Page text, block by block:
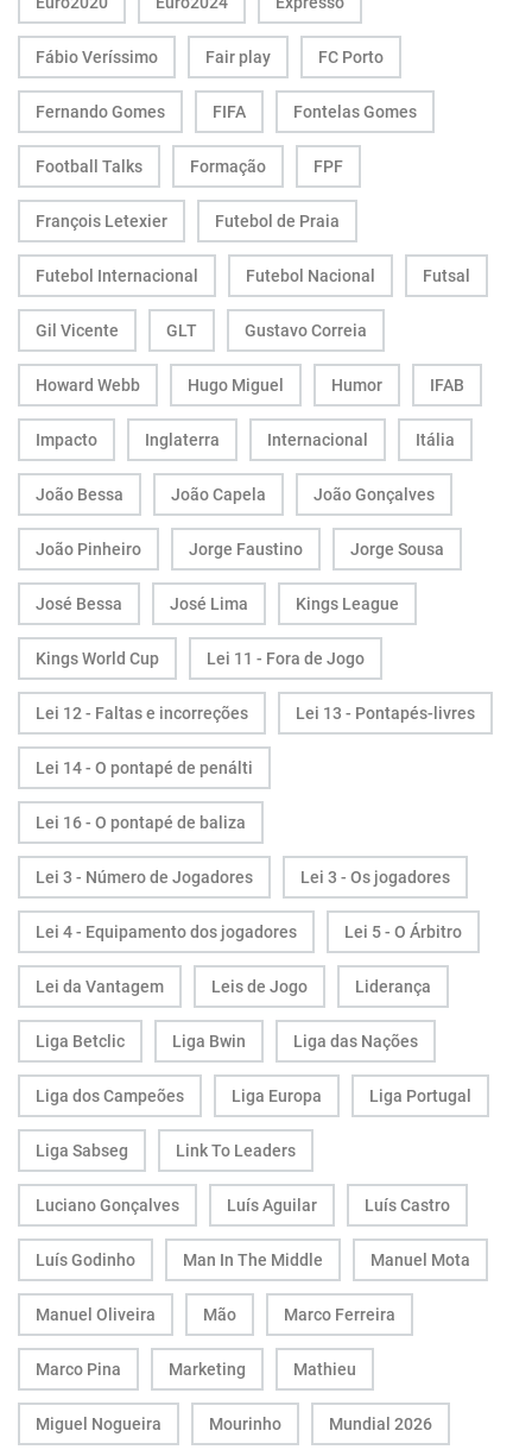
Fábio Veríssimo Fair play FC Porto
Fernando Gomes FIFA Fontelas Gomes
Football Talks Formação FPF
François Letexier Futebol de Praia
Futebol Internacional Futebol Nacional Futsal
Gil Vicente GLT Gustavo Correia
Howard Webb Hugo Miguel Humor IFAB
Impacto Inglaterra Internacional Itália
João Bessa João Capela João Gonçalves
João Pinheiro Jorge Faustino Jorge Sousa
José Bessa José Lima Kings League
Kings World Cup Lei 11 - Fora de Jogo
Lei 12 - Faltas e incorreções Lei 13 - Pontapés-livres
Lei 14 - O pontapé de penálti
Lei 16 - O pontapé de baliza
Lei 3 - Número de Jogadores Lei 3 - Os jogadores
Lei 4 - Equipamento dos jogadores Lei 5 - O Árbitro
Lei da Vantagem Leis de Jogo Liderança
Liga Betclic Liga Bwin Liga das Nações
Liga dos Campeões Liga Europa Liga Portugal
Liga Sabseg Link To Leaders
Luciano Gonçalves Luís Aguilar Luís Castro
Luís Godinho Man In The Middle Manuel Mota
Manuel Oliveira Mão Marco Ferreira
Marco Pina Marketing Mathieu
Miguel Nogueira Mourinho Mundial 2026